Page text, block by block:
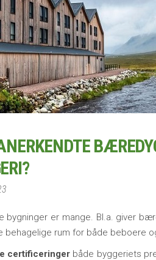
bygninger er mange. Bl.a. giver
behagelige rum for både beboere
certificeringer både byggeriets